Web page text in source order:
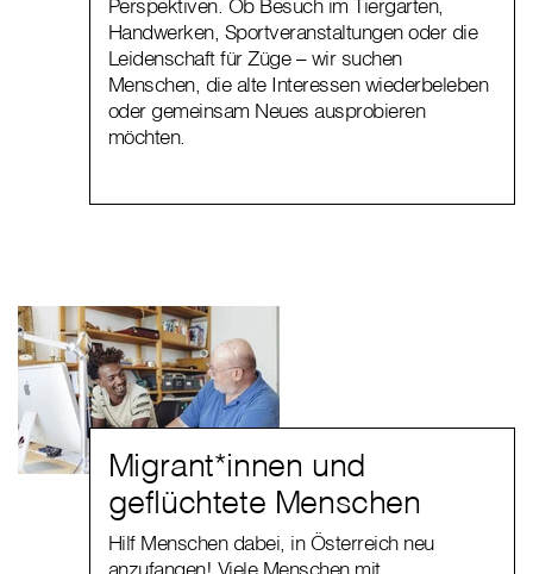
Perspektiven. Ob Besuch im Tiergarten,
Handwerken, Sportveranstaltungen oder die
Leidenschaft für Züge – wir suchen
Menschen, die alte Interessen wiederbeleben
oder gemeinsam Neues ausprobieren
möchten.
Migrant*innen und
geflüchtete Menschen
Hilf Menschen dabei, in Österreich neu